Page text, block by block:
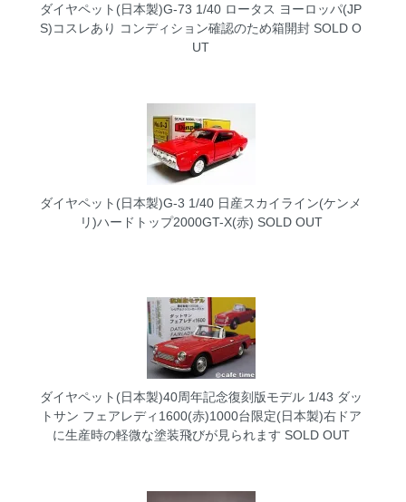
ダイヤペット(日本製)G-73 1/40 ロータス ヨーロッパ(JP
S)コスレあり コンディション確認のため箱開封 SOLD O
UT
ダイヤペット(日本製)G-3 1/40 日産スカイライン(ケンメ
リ)ハードトップ2000GT-X(赤) SOLD OUT
ダイヤペット(日本製)40周年記念復刻版モデル 1/43 ダッ
トサン フェアレディ1600(赤)1000台限定(日本製)右ドア
に生産時の軽微な塗装飛びが見られます SOLD OUT